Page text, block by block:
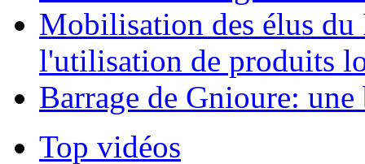
Mobilisation des élus
l'utilisation de produits
Barrage de Gnioure:
Top vidéos